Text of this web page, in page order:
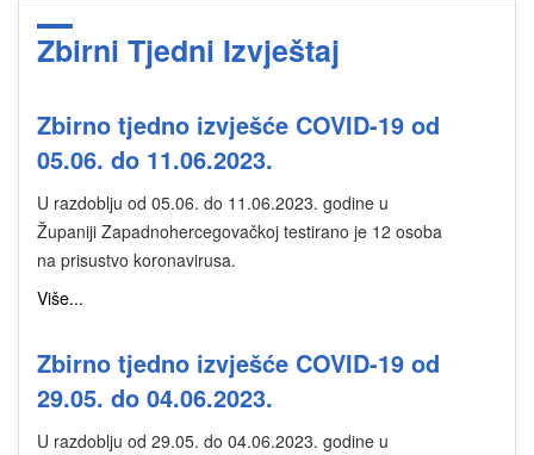
Zbirni Tjedni Izvještaj
Zbirno tjedno izvješće COVID-19 od
05.06. do 11.06.2023.
U razdoblju od 05.06. do 11.06.2023. godine u
Županiji Zapadnohercegovačkoj testirano je 12 osoba
na prisustvo koronavirusa.
Više...
Zbirno tjedno izvješće COVID-19 od
29.05. do 04.06.2023.
U razdoblju od 29.05. do 04.06.2023. godine u